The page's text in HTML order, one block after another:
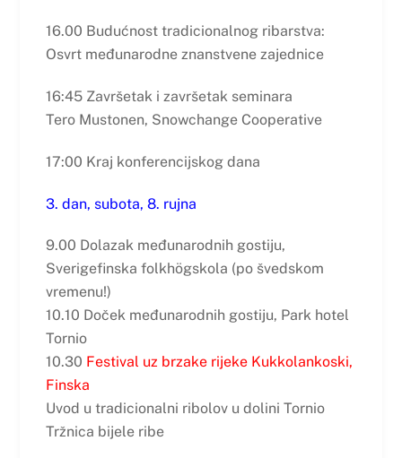
16.00 Budućnost tradicionalnog ribarstva:
Osvrt međunarodne znanstvene zajednice
16:45 Završetak i završetak seminara
Tero Mustonen, Snowchange Cooperative
17:00 Kraj konferencijskog dana
3. dan, subota, 8. rujna
9.00 Dolazak međunarodnih gostiju,
Sverigefinska folkhögskola (po švedskom
vremenu!)
10.10 Doček međunarodnih gostiju, Park hotel
Tornio
10.30 Festival uz brzake rijeke Kukkolankoski,
Finska
Uvod u tradicionalni ribolov u dolini Tornio
Tržnica bijele ribe